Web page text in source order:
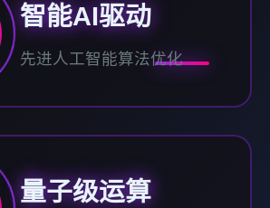
智能AI驱动
先进人工智能算法优化
量子级运算